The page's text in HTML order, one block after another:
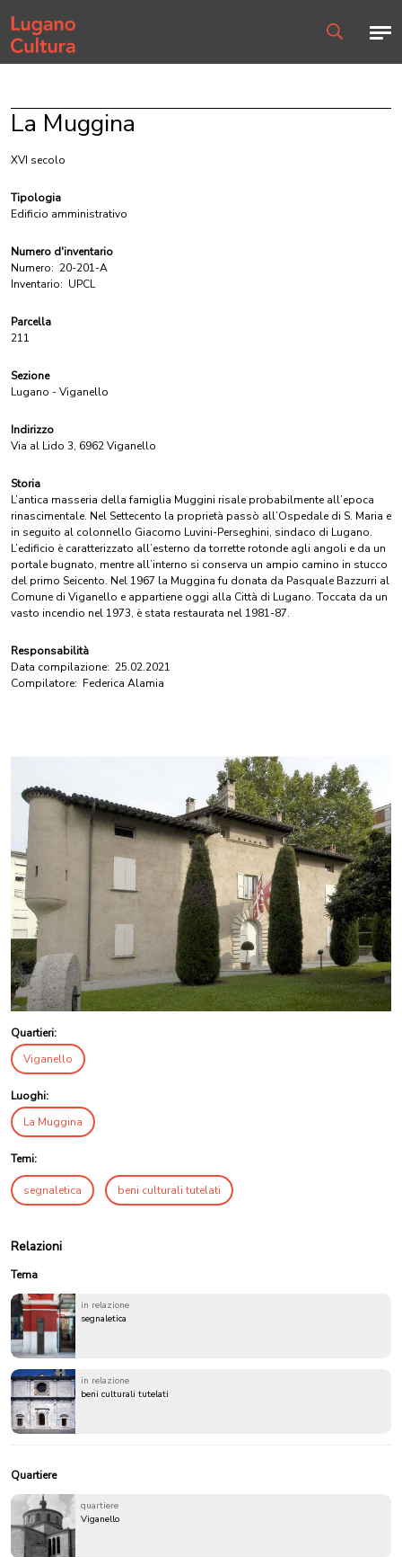
Home page
La Muggina
XVI secolo
Tipologia
Edificio amministrativo
Numero d'inventario
Numero: 20-201-A
Inventario: UPCL
Parcella
211
Sezione
Lugano - Viganello
Indirizzo
Via al Lido 3, 6962 Viganello
Storia
L’antica masseria della famiglia Muggini risale probabilmente all’epoca
rinascimentale. Nel Settecento la proprietà passò all’Ospedale di S. Maria e
in seguito al colonnello Giacomo Luvini-Perseghini, sindaco di Lugano.
L’edificio è caratterizzato all’esterno da torrette rotonde agli angoli e da un
portale bugnato, mentre all’interno si conserva un ampio camino in stucco
del primo Seicento. Nel 1967 la Muggina fu donata da Pasquale Bazzurri al
Comune di Viganello e appartiene oggi alla Città di Lugano. Toccata da un
vasto incendio nel 1973, è stata restaurata nel 1981-87.
Responsabilità
Data compilazione: 25.02.2021
Compilatore: Federica Alamia
Quartieri:
Viganello
Luoghi:
La Muggina
Temi:
segnaletica beni culturali tutelati
Relazioni
Tema
in relazione
segnaletica
in relazione
beni culturali tutelati
Quartiere
quartiere
Viganello